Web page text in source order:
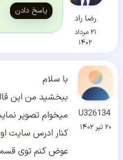
رضا راد
۲۱ مرداد
۱۴۰۲
پاسخ دادن
U326134
۲۰ تیر ۱۴۰۲
با سلام
ببخشید من این
میخوام تصویر
کنار ادرس سایت
عوض کنم توی